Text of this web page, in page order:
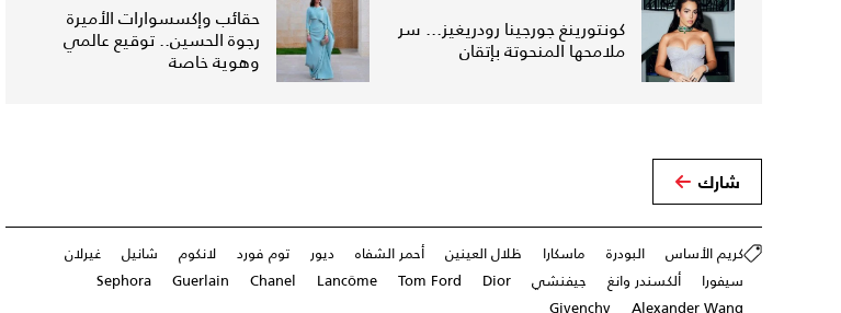
كونتورينغ جورجينا رودريغيز... سر
ملامحها المنحوتة بإتقان
حقائب وإكسسوارات الأميرة
رجوة الحسين.. توقيع عالمي
وهوية خاصة
شارك
كريم الأساس البودرة ماسكارا ظلال العينين أحمر الشفاه ديور توم فورد لانكوم شانيل
غيرلان
سيفورا
ألكسندر وانغ جيفنشي Dior
Tom Ford
Lancôme
Chanel
Guerlain
Sephora
Alexander Wang
Givenchy